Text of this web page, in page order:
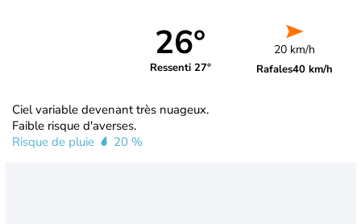
26°
Ressenti 27°
20 km/h
Rafales40 km/h
Ciel variable devenant très nuageux.
Faible risque d'averses.
Risque de pluie
20 %